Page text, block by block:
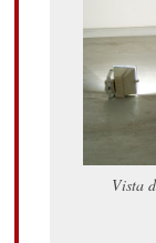
Vista